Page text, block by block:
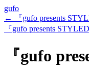
gufo
←
『gufo presents
『gufo presents
『gufo